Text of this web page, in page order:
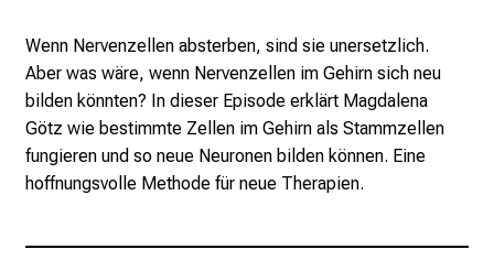
Wenn Nervenzellen absterben, sind sie unersetzlich.
Aber was wäre, wenn Nervenzellen im Gehirn sich neu
bilden könnten? In dieser Episode erklärt Magdalena
Götz wie bestimmte Zellen im Gehirn als Stammzellen
fungieren und so neue Neuronen bilden können. Eine
hoffnungsvolle Methode für neue Therapien.